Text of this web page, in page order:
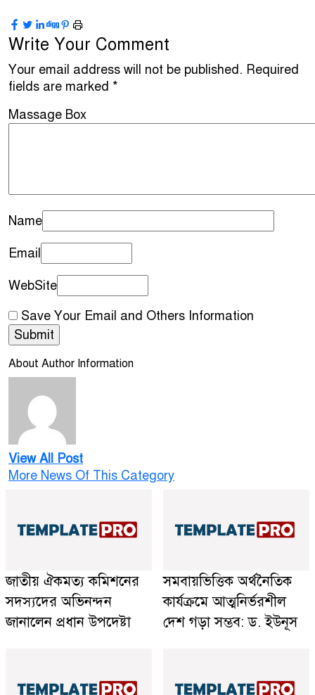
Write Your Comment
Your email address will not be published. Required
fields are marked *
Massage Box
Name
Email
WebSite
Save Your Email and Others Information
About Author Information
View All Post
More News Of This Category
জাতীয় ঐকমত্য কমিশনের
সদস্যদের অভিনন্দন
জানালেন প্রধান উপদেষ্টা
সমবায়ভিত্তিক অর্থনৈতিক
কার্যক্রমে আত্মনির্ভরশীল
দেশ গড়া সম্ভব: ড. ইউনূস